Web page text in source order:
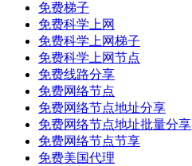
免费梯子
免费科学上网
免费科学上网梯子
免费科学上网节点
免费线路分享
免费网络节点
免费网络节点地址分享
免费网络节点地址批量分享
免费网络节点节享
免费美国代理